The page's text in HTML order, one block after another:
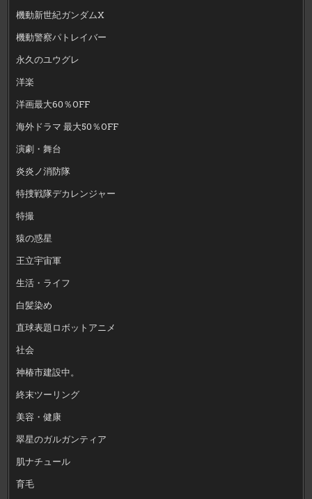
機動新世紀ガンダムX
機動警察パトレイバー
永久のユウグレ
洋楽
洋画最大60％OFF
海外ドラマ 最大50％OFF
演劇・舞台
炎炎ノ消防隊
特捜戦隊デカレンジャー
特撮
猿の惑星
王立宇宙軍
生活・ライフ
白髪染め
直球表題ロボットアニメ
社会
神椿市建設中。
終末ツーリング
美容・健康
翠星のガルガンティア
肌ナチュール
育毛